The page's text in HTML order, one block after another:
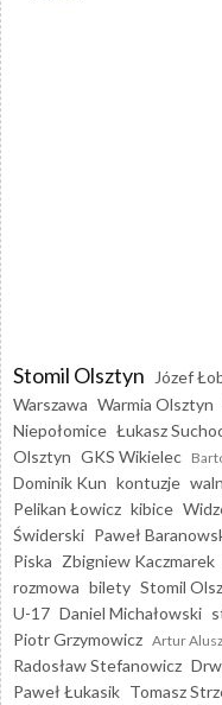
Stomil Olsztyn Józef
Warszawa Warmia Olsztyn
Niepołomice Łukasz
Olsztyn GKS Wikielec
Dominik Kun kontuzje
Pelikan Łowicz kibice
Świderski Paweł
Piska Zbigniew Kaczmarek
rozmowa bilety Stomil
U-17 Daniel Michałowski
Piotr Grzymowicz Artur
Radosław Stefanowicz
Paweł Łukasik Tomasz